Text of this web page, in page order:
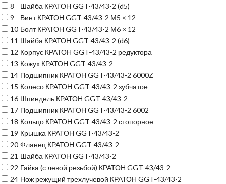
8
Шайба КРАТОН GGT-43/43-2 (d5)
9
Винт КРАТОН GGT-43/43-2 М5 × 12
10 Болт КРАТОН GGT-43/43-2 М6 × 12
11 Шайба КРАТОН GGT-43/43-2 (d6)
12 Корпус КРАТОН GGT-43/43-2 редуктора
13 Кожух КРАТОН GGT-43/43-2
14 Подшипник КРАТОН GGT-43/43-2 6000Z
15 Колесо КРАТОН GGT-43/43-2 зубчатое
16 Шпиндель КРАТОН GGT-43/43-2
17 Подшипник КРАТОН GGT-43/43-2 6002
18 Кольцо КРАТОН GGT-43/43-2 стопорное
19 Крышка КРАТОН GGT-43/43-2
20 Фланец КРАТОН GGT-43/43-2
21 Шайба КРАТОН GGT-43/43-2
22 Гайка (с левой резьбой) КРАТОН GGT-43/43-2
24 Нож режущий трехлучевой КРАТОН GGT-43/43-2